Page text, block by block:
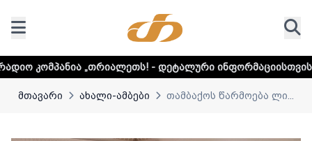
- დეტალური ინფორმაციისთვის დააკლიკეთ
მთავარი ახალი-ამბები თამბაქოს წარმოება ლი...